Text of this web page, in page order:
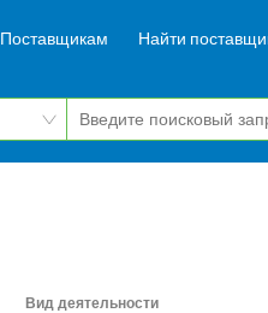
Поставщикам Найти
Вид деятельности